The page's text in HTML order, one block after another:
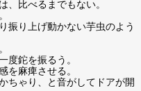
比べるまでもない。
振り上げ動かない芋虫のよう
度鉈を振るう。
を麻痺させる。
ちゃり、と音がしてドアが開